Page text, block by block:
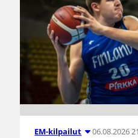
EM-kilpailut 06.08.2026